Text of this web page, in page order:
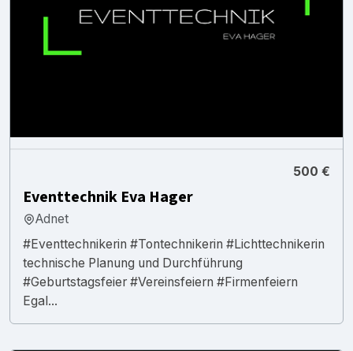
500 €
Eventtechnik Eva Hager
Adnet
#Eventtechnikerin #Tontechnikerin #Lichttechnikerin
technische Planung und Durchführung
#Geburtstagsfeier #Vereinsfeiern #Firmenfeiern
Egal...